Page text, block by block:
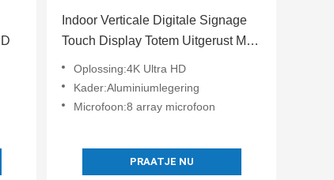
Indoor Verticale Digitale Signage
Touch Display Totem Uitgerust Met
Resolutie
Oplossing:4K Ultra HD
Kader:Aluminiumlegering
Microfoon:8 array microfoon
PRAATJE NU